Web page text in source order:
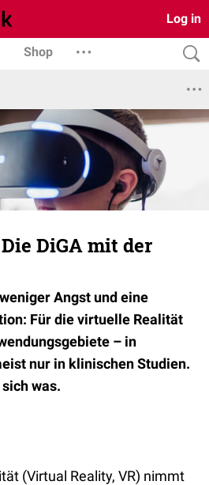
Log in
Shop
DiGA mit der
Angst und eine
Für die virtuelle Realität
– in
nur in klinischen Studien.
was.
(Virtual Reality, VR) nimmt